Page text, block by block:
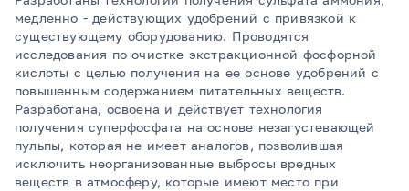
медленно - действующих удобрений с привязкой к
существующему оборудованию. Проводятся
исследования по очистке экстракционной фосфорной
кислоты с целью получения на ее основе удобрений с
повышенным содержанием питательных веществ.
Разработана, освоена и действует технология
получения суперфосфата на основе незагустевающей
пульпы, которая не имеет аналогов, позволившая
исключить неорганизованные выбросы вредных
веществ в атмосферу, которые имеют место при